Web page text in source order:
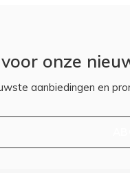
onze
aanbiedingen en